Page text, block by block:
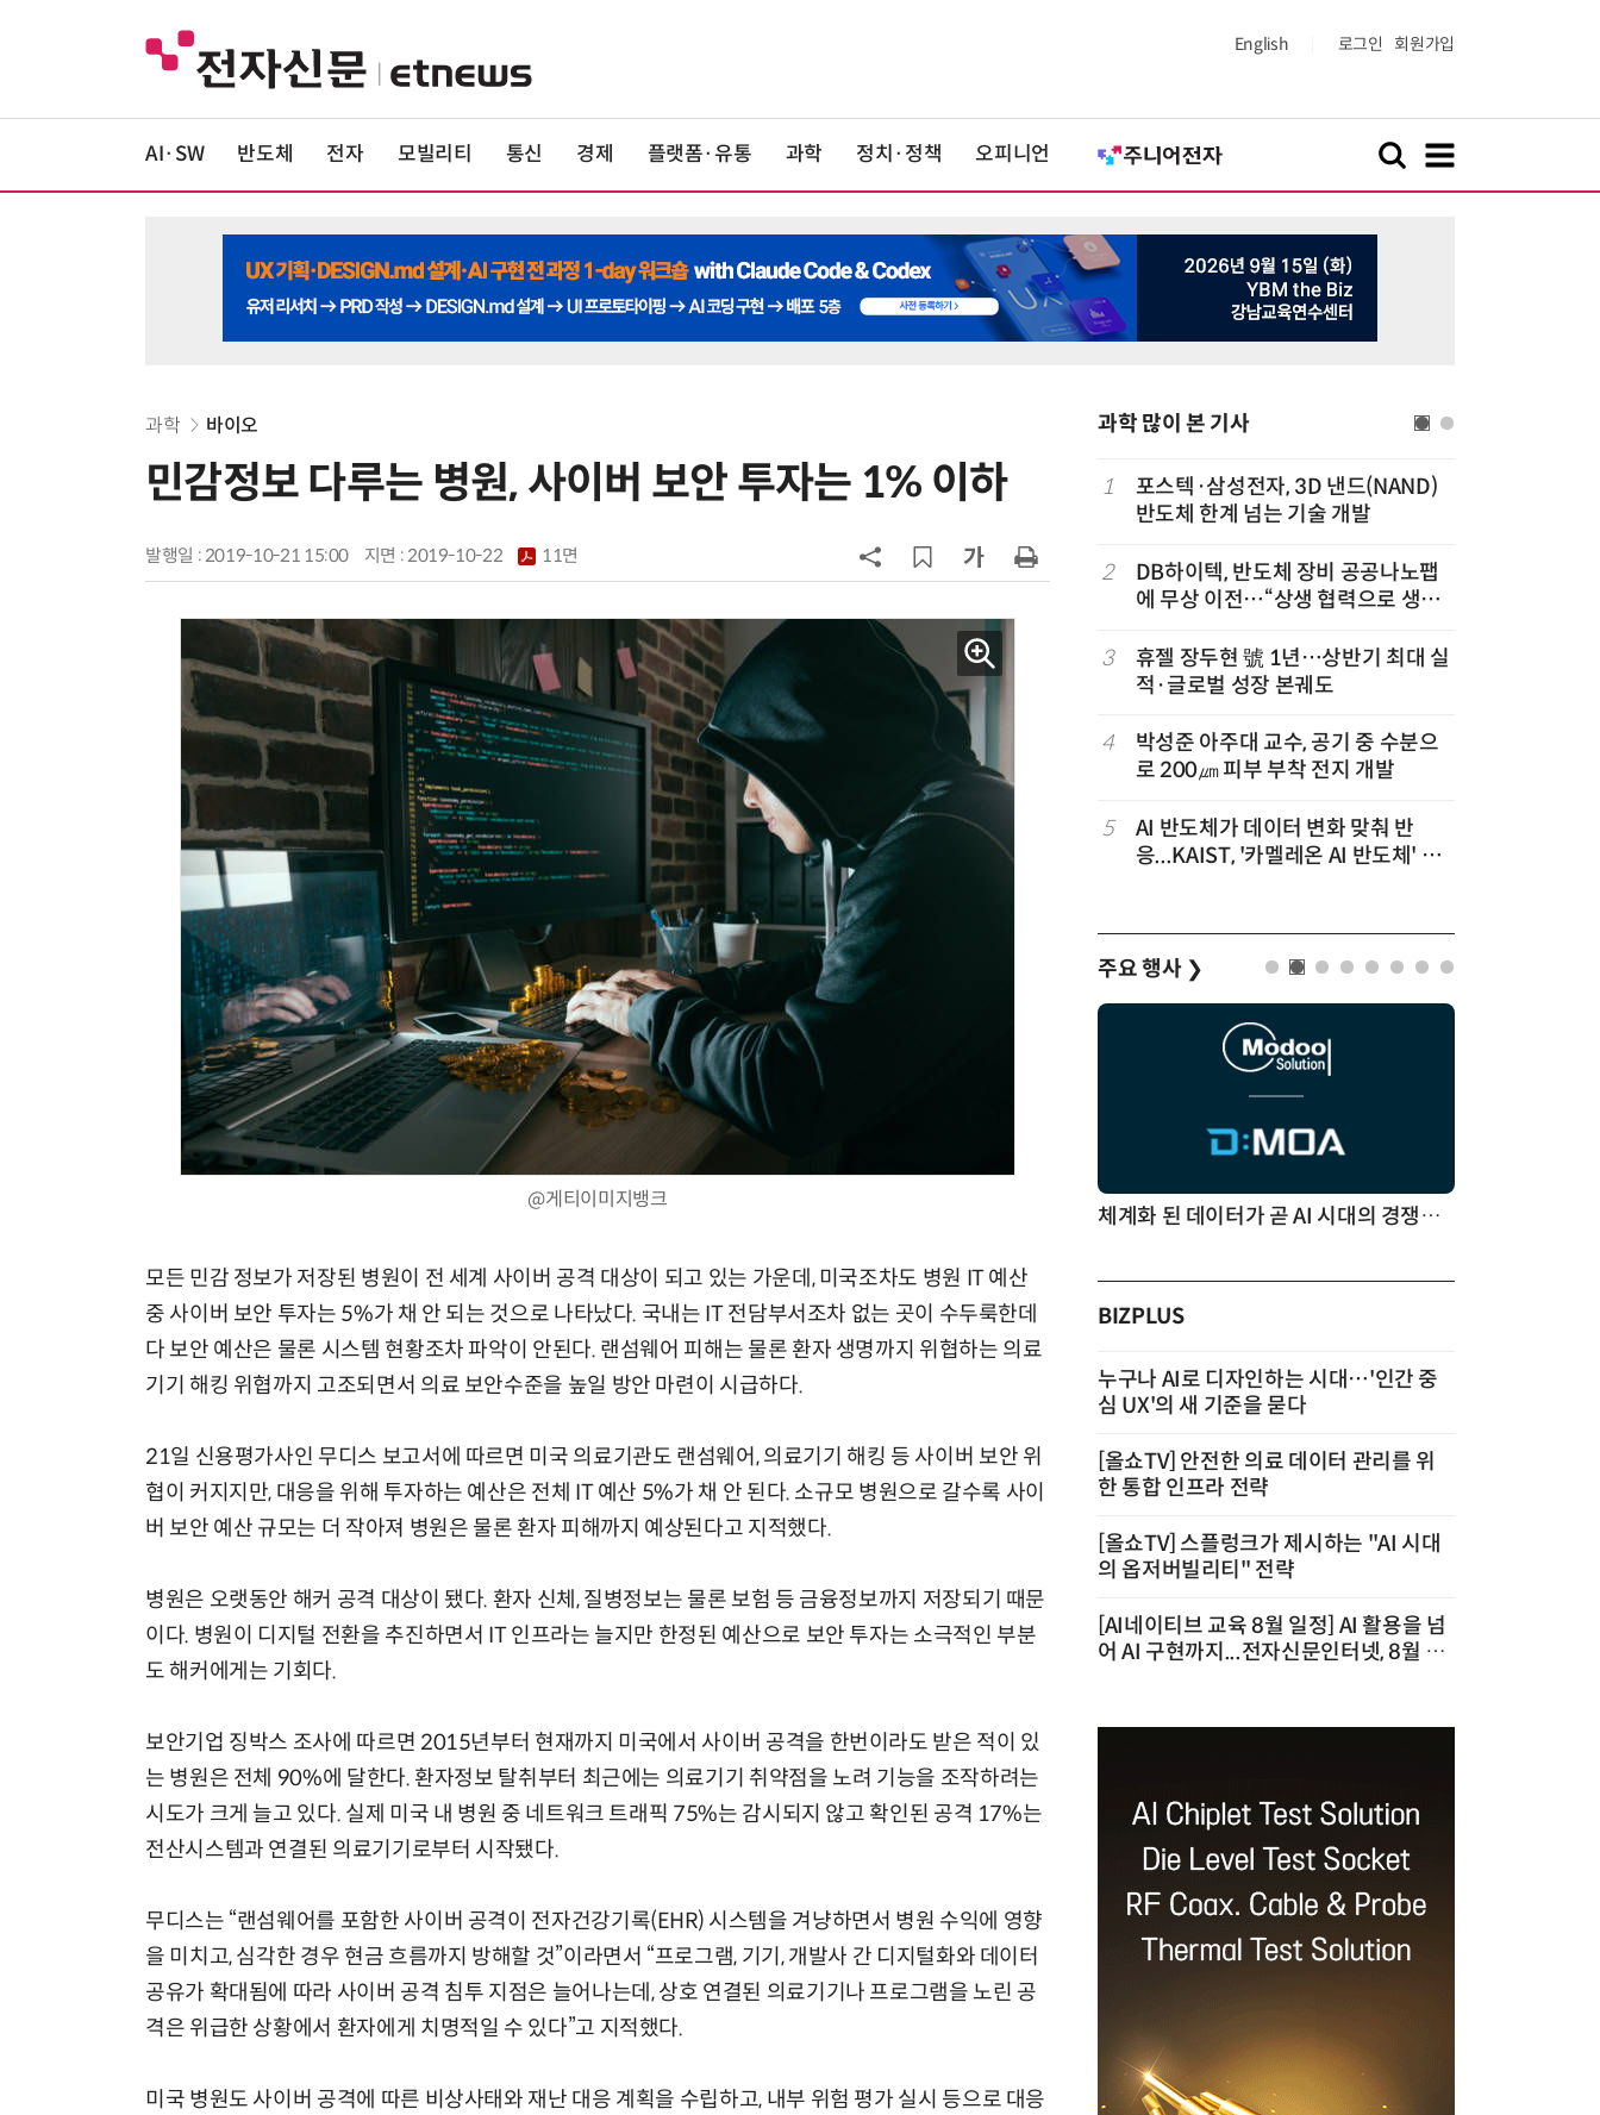
English 로그인 회원가입
AI·SW 반도체 전자 모빌리티 통신 경제 플랫폼·유통 과학 정치·정책 오피니언
과학 바이오
민감정보 다루는 병원, 사이버 보안 투자는 1% 이하
발행일 : 2019-10-21 15:00 지면 :2019-10-22 11면
@게티이미지뱅크
모든 민감 정보가 저장된 병원이 전 세계 사이버 공격 대상이 되고 있는 가운데, 미국조차도 병원 IT 예산
중 사이버 보안 투자는 5%가 채 안 되는 것으로 나타났다. 국내는 IT 전담부서조차 없는 곳이 수두룩한데
다 보안 예산은 물론 시스템 현황조차 파악이 안된다. 랜섬웨어 피해는 물론 환자 생명까지 위협하는 의료
기기 해킹 위협까지 고조되면서 의료 보안수준을 높일 방안 마련이 시급하다.
21일 신용평가사인 무디스 보고서에 따르면 미국 의료기관도 랜섬웨어, 의료기기 해킹 등 사이버 보안 위
협이 커지지만, 대응을 위해 투자하는 예산은 전체 IT 예산 5%가 채 안 된다. 소규모 병원으로 갈수록 사이
버 보안 예산 규모는 더 작아져 병원은 물론 환자 피해까지 예상된다고 지적했다.
병원은 오랫동안 해커 공격 대상이 됐다. 환자 신체, 질병정보는 물론 보험 등 금융정보까지 저장되기 때문
이다. 병원이 디지털 전환을 추진하면서 IT 인프라는 늘지만 한정된 예산으로 보안 투자는 소극적인 부분
도 해커에게는 기회다.
보안기업 징박스 조사에 따르면 2015년부터 현재까지 미국에서 사이버 공격을 한번이라도 받은 적이 있
는 병원은 전체 90%에 달한다. 환자정보 탈취부터 최근에는 의료기기 취약점을 노려 기능을 조작하려는
시도가 크게 늘고 있다. 실제 미국 내 병원 중 네트워크 트래픽 75%는 감시되지 않고 확인된 공격 17%는
전산시스템과 연결된 의료기기로부터 시작됐다.
무디스는 “랜섬웨어를 포함한 사이버 공격이 전자건강기록(EHR) 시스템을 겨냥하면서 병원 수익에 영향
을 미치고, 심각한 경우 현금 흐름까지 방해할 것”이라면서 “프로그램, 기기, 개발사 간 디지털화와 데이터
공유가 확대됨에 따라 사이버 공격 침투 지점은 늘어나는데, 상호 연결된 의료기기나 프로그램을 노린 공
격은 위급한 상황에서 환자에게 치명적일 수 있다”고 지적했다.
미국 병원도 사이버 공격에 따른 비상사태와 재난 대응 계획을 수립하고, 내부 위험 평가 실시 등으로 대응
과학 많이 본 기사
6
[포토] KIST 차세대 바이러스 진단
다누리, 스페이스X 팰컨9 달 충돌 전
8
[ET시선]지·필·공 빈틈 메우는 AI
9
보건소부터 공공병원까지 AI로 연
결…'한국형 소버린 의료AI'도 개발
10 “의원도 '차세대 진료실'로 진화”…
GC메디아이 '의사랑 AI' 출시
1
포스텍·삼성전자, 3D 낸드(NAND)
반도체 한계 넘는 기술 개발
2
DB하이텍, 반도체 장비 공공나노팹
에 무상 이전…“상생 협력으로 생태
3
휴젤 장두현 號 1년…상반기 최대 실
적·글로벌 성장 본궤도
4
박성준 아주대 교수, 공기 중 수분으
로 200㎛ 피부 부착 전지 개발
5
AI 반도체가 데이터 변화 맞춰 반
응...KAIST, '카멜레온 AI 반도체' 개
주요 행사 ❯
체계화 된 데이터가 곧 AI 시대의 경쟁력이다
BIZPLUS
누구나 AI로 디자인하는 시대…'인간 중
심 UX'의 새 기준을 묻다
[올쇼TV] 안전한 의료 데이터 관리를 위
한 통합 인프라 전략
[올쇼TV] 스플렁크가 제시하는 "AI 시대
의 옵저버빌리티" 전략
[AI네이티브 교육 8월 일정] AI 활용을 넘
어 AI 구현까지...전자신문인터넷, 8월 실